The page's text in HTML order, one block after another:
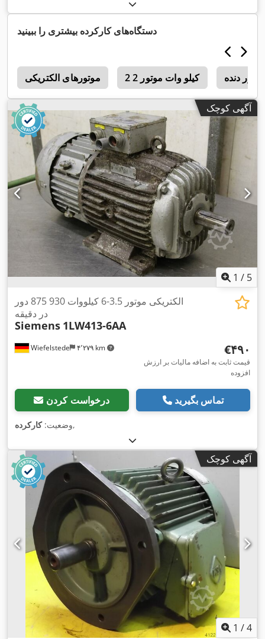
دستگاه‌های کارکرده بیشتری را ببینید
موتورهای الکتریکی 2 2 کیلو وات موتور موتور دنده
آگهی کوچک
1 / 5
Wiefelstede ۴٬۲۷۹ km
الکتریکی موتور 3.5-6 کیلووات 930 875 دور
در دقیقه
Siemens 1LW413-6AA
‎€۴۹۰
قیمت ثابت به اضافه مالیات بر ارزش
افزوده
درخواست کردن تماس بگیرید
وضعیت:کارکرده ,
آگهی کوچک
1 /4